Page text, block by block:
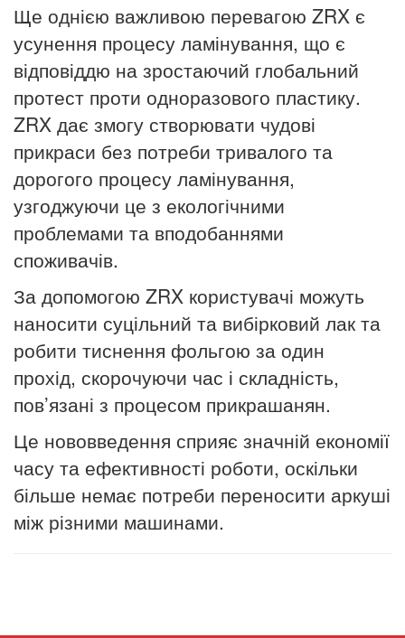
Ще однією важливою перевагою ZRX є
усунення процесу ламінування, що є
відповіддю на зростаючий глобальний
протест проти одноразового пластику.
ZRX дає змогу створювати чудові
прикраси без потреби тривалого та
дорогого процесу ламінування,
узгоджуючи це з екологічними
проблемами та вподобаннями
споживачів.
За допомогою ZRX користувачі можуть
наносити суцільний та вибірковий лак та
робити тиснення фольгою за один
прохід, скорочуючи час і складність,
пов’язані з процесом прикрашанян.
Це нововведення сприяє значній економії
часу та ефективності роботи, оскільки
більше немає потреби переносити аркуші
між різними машинами.